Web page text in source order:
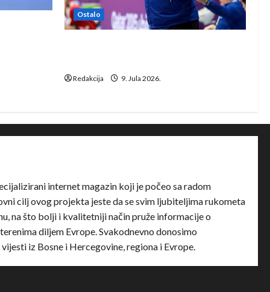
Ostalo
Redakcija 9. Jula 2026.
internet magazin koji je počeo sa radom
cilj ovog projekta jeste da se svim ljubiteljima rukometa
na što bolji i kvalitetniji način pruže informacije o
diljem Evrope. Svakodnevno donosimo
iz Bosne i Hercegovine, regiona i Evrope.